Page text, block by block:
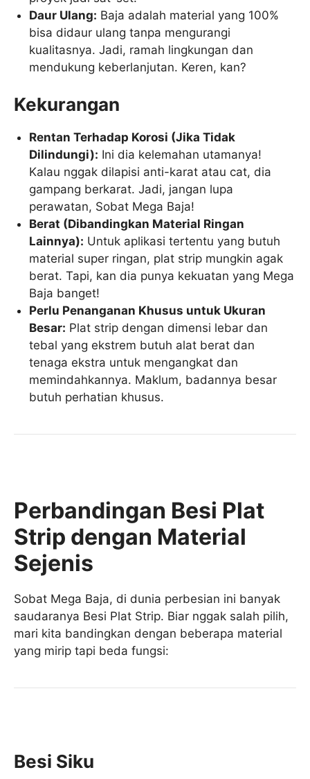
Daur Ulang: Baja adalah material yang 100%
bisa didaur ulang tanpa mengurangi
kualitasnya. Jadi, ramah lingkungan dan
mendukung keberlanjutan. Keren, kan?
Kekurangan
Rentan Terhadap Korosi (Jika Tidak
Dilindungi): Ini dia kelemahan utamanya!
Kalau nggak dilapisi anti-karat atau cat, dia
gampang berkarat. Jadi, jangan lupa
perawatan, Sobat Mega Baja!
Berat (Dibandingkan Material Ringan
Lainnya): Untuk aplikasi tertentu yang butuh
material super ringan, plat strip mungkin agak
berat. Tapi, kan dia punya kekuatan yang Mega
Baja banget!
Perlu Penanganan Khusus untuk Ukuran
Besar: Plat strip dengan dimensi lebar dan
tebal yang ekstrem butuh alat berat dan
tenaga ekstra untuk mengangkat dan
memindahkannya. Maklum, badannya besar
butuh perhatian khusus.
Perbandingan Besi Plat
Strip dengan Material
Sejenis
Sobat Mega Baja, di dunia perbesian ini banyak
saudaranya Besi Plat Strip. Biar nggak salah pilih,
mari kita bandingkan dengan beberapa material
yang mirip tapi beda fungsi:
Besi Siku